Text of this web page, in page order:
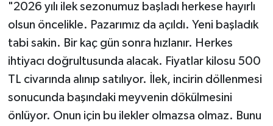
"2026 yılı ilek sezonumuz başladı herkese hayırlı
olsun öncelikle. Pazarımız da açıldı. Yeni başladık
tabi sakin. Bir kaç gün sonra hızlanır. Herkes
ihtiyacı doğrultusunda alacak. Fiyatlar kilosu 500
TL civarında alınıp satılıyor. İlek, incirin döllenmesi
sonucunda başındaki meyvenin dökülmesini
önlüyor. Onun için bu ilekler olmazsa olmaz. Bunu